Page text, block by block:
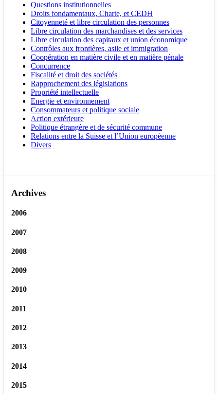
Questions institutionnelles
Droits fondamentaux, Charte, et CEDH
Citoyenneté et libre circulation des personnes
Libre circulation des marchandises et des services
Libre circulation des capitaux et union économique
Contrôles aux frontières, asile et immigration
Coopération en matière civile et en matière pénale
Concurrence
Fiscalité et droit des sociétés
Rapprochement des législations
Propriété intellectuelle
Energie et environnement
Consommateurs et politique sociale
Action extérieure
Politique étrangère et de sécurité commune
Relations entre la Suisse et l’Union européenne
Divers
Archives
2006
2007
2008
2009
2010
2011
2012
2013
2014
2015